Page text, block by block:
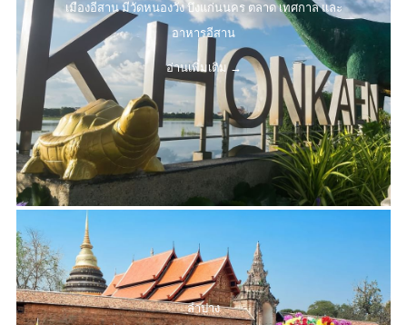
เมืองอีสาน มีวัดหนองวัง บึงแก่นนคร ตลาด เทศกาล และ
อาหารอีสาน
อ่านเพิ่มเติม
ลำปาง